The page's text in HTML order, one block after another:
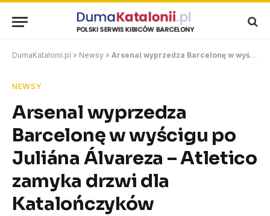
DumaKatalonii.pl » Newsy » Arsenal wyprzedza Barcelonę w wyścigu po Juliána Álvareza – Atletico zamyka drzwi dla Katalończyków
NEWSY
Arsenal wyprzedza
Barcelonę w wyścigu po
Juliána Álvareza – Atletico
zamyka drzwi dla
Katalończyków